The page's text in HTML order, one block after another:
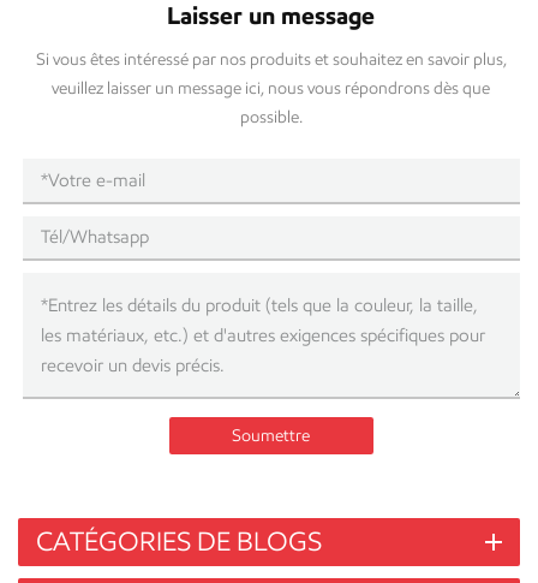
Laisser un message
Si vous êtes intéressé par nos produits et souhaitez en savoir plus,
veuillez laisser un message ici, nous vous répondrons dès que
possible.
Soumettre
CATÉGORIES DE BLOGS